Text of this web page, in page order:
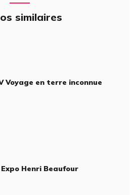
similaires
Voyage en terre inconnue
Henri Beaufour